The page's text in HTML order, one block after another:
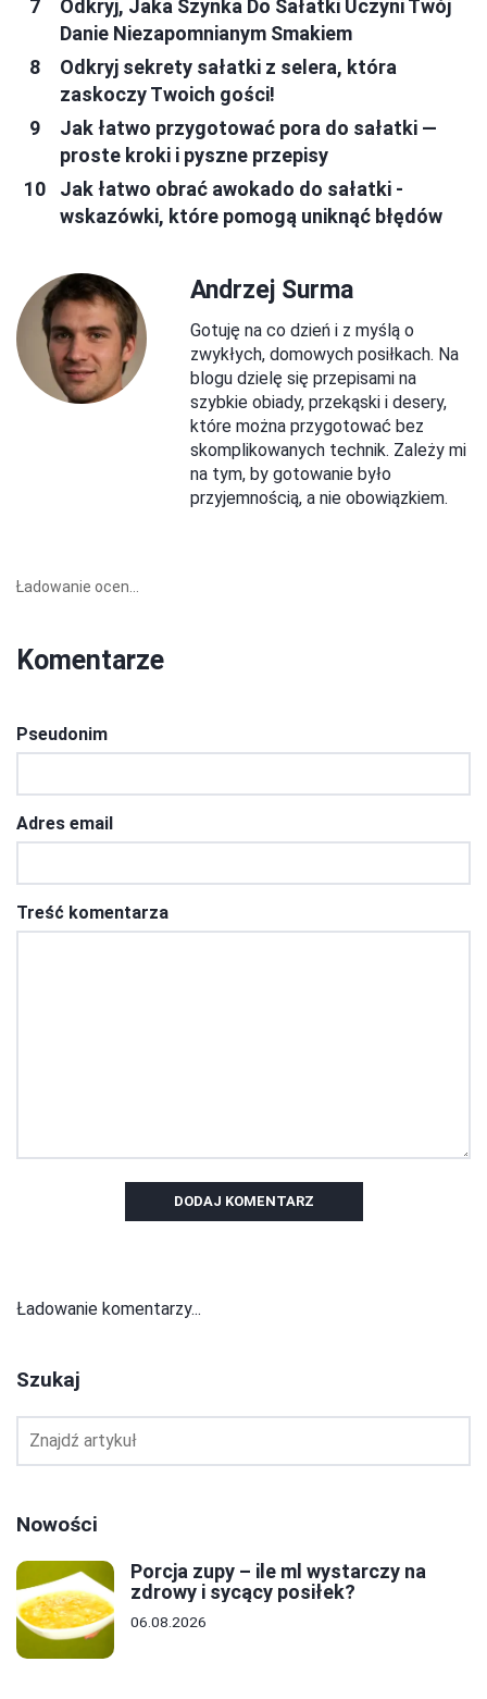
Odkryj, Jaka Szynka Do Sałatki Uczyni Twój
Danie Niezapomnianym Smakiem
Odkryj sekrety sałatki z selera, która
zaskoczy Twoich gości!
Jak łatwo przygotować pora do sałatki —
proste kroki i pyszne przepisy
Jak łatwo obrać awokado do sałatki -
wskazówki, które pomogą uniknąć błędów
Andrzej Surma
Gotuję na co dzień i z myślą o
zwykłych, domowych posiłkach. Na
blogu dzielę się przepisami na
szybkie obiady, przekąski i desery,
które można przygotować bez
skomplikowanych technik. Zależy mi
na tym, by gotowanie było
przyjemnością, a nie obowiązkiem.
Ładowanie ocen...
Komentarze
Pseudonim
Adres email
Treść komentarza
DODAJ KOMENTARZ
Ładowanie komentarzy...
Szukaj
Nowości
Porcja zupy – ile ml wystarczy na
zdrowy i sycący posiłek?
06.08.2026